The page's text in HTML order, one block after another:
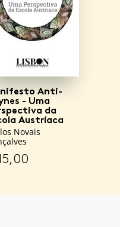
Anti-
- Uma
da
Austríaca
Novais